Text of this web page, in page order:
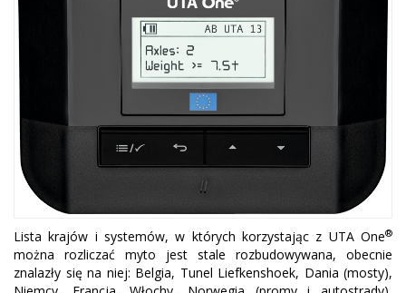
Lista krajów i systemów, w których korzystając z UTA One®
można rozliczać myto jest stale rozbudowywana, obecnie
znalazły się na niej: Belgia, Tunel Liefkenshoek, Dania (mosty),